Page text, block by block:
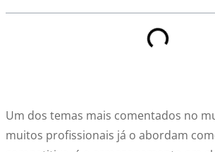
Um dos temas mais comentados no
muitos profissionais já o abordam